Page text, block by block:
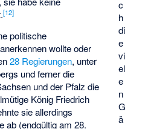
c
h
di
e
vi
el
e
n
G
ä
[12]
politische
wollte oder
28 Regierungen, unter
und ferner die
und der Pfalz die
König Friedrich
sie allerdings
ab (endgültig am 28.